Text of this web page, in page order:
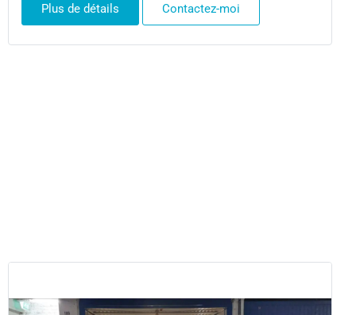
Plus de détails Contactez-moi